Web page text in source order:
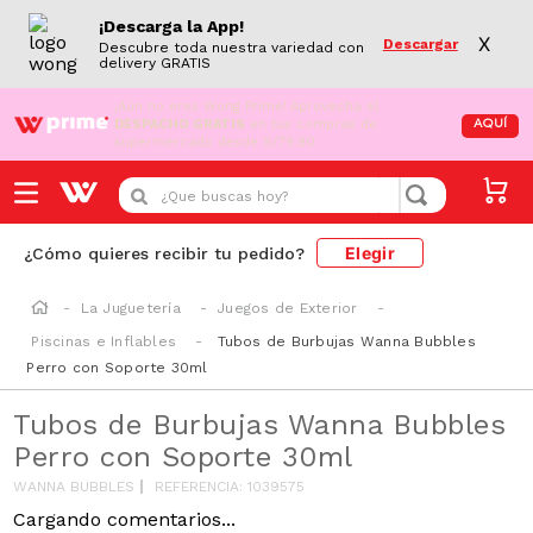
¡Descarga la App!
Descubre toda nuestra variedad con
delivery GRATIS
Descargar X
¡Aún no eres Wong Prime! Aprovecha el
DESPACHO GRATIS en tus compras de
supermercado desde S/79.90
AQUÍ
¿Que buscas hoy?
¿Cómo quieres recibir tu pedido? Elegir
La Juguetería
Juegos de Exterior
Piscinas e Inflables
Tubos de Burbujas Wanna Bubbles
Perro con Soporte 30ml
Tubos de Burbujas Wanna Bubbles
Perro con Soporte 30ml
WANNA BUBBLES REFERENCIA:1039575
Cargando comentarios...